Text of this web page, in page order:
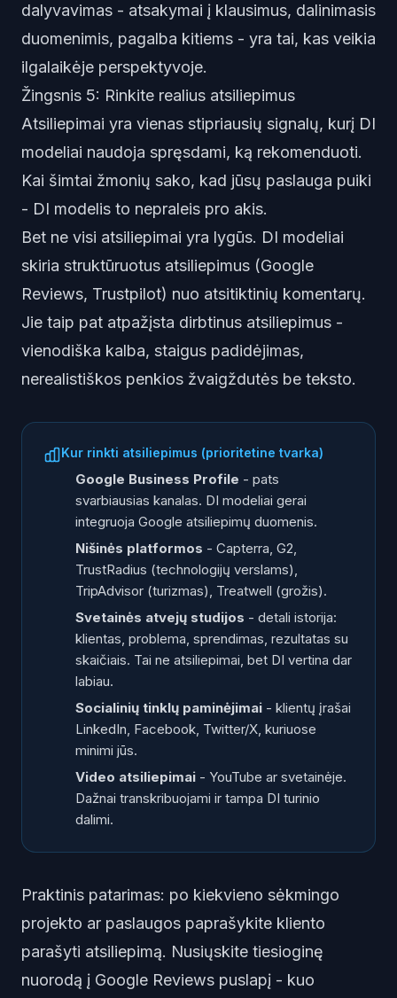
dalyvavimas - atsakymai į klausimus, dalinimasis
duomenimis, pagalba kitiems - yra tai, kas veikia
ilgalaikėje perspektyvoje.
Žingsnis 5: Rinkite realius atsiliepimus
Atsiliepimai yra vienas stipriausių signalų, kurį DI
modeliai naudoja spręsdami, ką rekomenduoti.
Kai šimtai žmonių sako, kad jūsų paslauga puiki
- DI modelis to nepraleis pro akis.
Bet ne visi atsiliepimai yra lygūs. DI modeliai
skiria struktūruotus atsiliepimus (Google
Reviews, Trustpilot) nuo atsitiktinių komentarų.
Jie taip pat atpažįsta dirbtinus atsiliepimus -
vienodiška kalba, staigus padidėjimas,
nerealistiškos penkios žvaigždutės be teksto.
Kur rinkti atsiliepimus (prioritetine tvarka)
Google Business Profile - pats
svarbiausias kanalas. DI modeliai gerai
integruoja Google atsiliepimų duomenis.
Nišinės platformos - Capterra, G2,
TrustRadius (technologijų verslams),
TripAdvisor (turizmas), Treatwell (grožis).
Svetainės atvejų studijos - detali istorija:
klientas, problema, sprendimas, rezultatas su
skaičiais. Tai ne atsiliepimai, bet DI vertina dar
labiau.
Socialinių tinklų paminėjimai - klientų įrašai
LinkedIn, Facebook, Twitter/X, kuriuose
minimi jūs.
Video atsiliepimai - YouTube ar svetainėje.
Dažnai transkribuojami ir tampa DI turinio
dalimi.
Praktinis patarimas: po kiekvieno sėkmingo
projekto ar paslaugos paprašykite kliento
parašyti atsiliepimą. Nusiųskite tiesioginę
nuorodą į Google Reviews puslapį - kuo